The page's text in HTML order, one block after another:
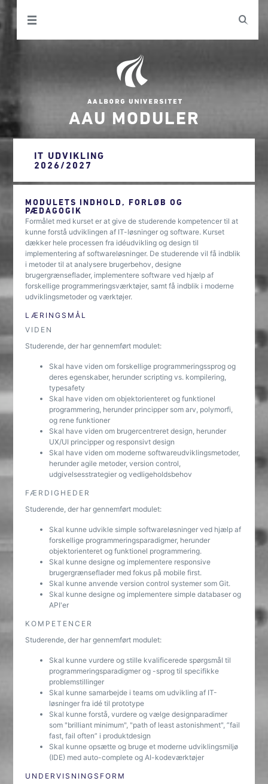
AAU MODULER
IT UDVIKLING
2026/2027
MODULETS INDHOLD, FORLØB OG
PÆDAGOGIK
Formålet med kurset er at give de studerende kompetencer til at
kunne forstå udviklingen af IT-løsninger og software. Kurset
dækker hele processen fra idéudvikling og design til
implementering af softwareløsninger. De studerende vil få indblik
i metoder til at analysere brugerbehov, designe
brugergrænseflader, implementere software ved hjælp af
forskellige programmeringsværktøjer, samt få indblik i moderne
udviklingsmetoder og værktøjer.
LÆRINGSMÅL
VIDEN
Studerende, der har gennemført modulet:
Skal have viden om forskellige programmeringssprog og
deres egenskaber, herunder scripting vs. kompilering,
typesafety
Skal have viden om objektorienteret og funktionel
programmering, herunder principper som arv, polymorfi,
og rene funktioner
Skal have viden om brugercentreret design, herunder
UX/UI principper og responsivt design
Skal have viden om moderne softwareudviklingsmetoder,
herunder agile metoder, version control,
udgivelsesstrategier og vedligeholdsbehov
FÆRDIGHEDER
Studerende, der har gennemført modulet:
Skal kunne udvikle simple softwareløsninger ved hjælp af
forskellige programmeringsparadigmer, herunder
objektorienteret og funktionel programmering.
Skal kunne designe og implementere responsive
brugergrænseflader med fokus på mobile first.
Skal kunne anvende version control systemer som Git.
Skal kunne designe og implementere simple databaser og
API'er
KOMPETENCER
Studerende, der har gennemført modulet:
Skal kunne vurdere og stille kvalificerede spørgsmål til
programmeringsparadigmer og -sprog til specifikke
problemstillinger
Skal kunne samarbejde i teams om udvikling af IT-
løsninger fra idé til prototype
Skal kunne forstå, vurdere og vælge designparadimer
som "brilliant minimum", "path of least astonishment", ”fail
fast, fail often” i produktdesign
Skal kunne opsætte og bruge et moderne udviklingsmiljø
(IDE) med auto-complete og AI-kodeværktøjer
UNDERVISNINGSFORM